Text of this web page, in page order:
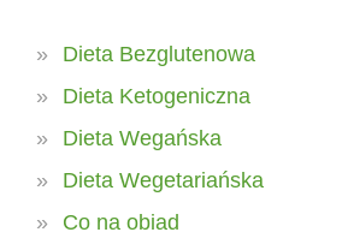
Dieta Bezglutenowa
Dieta Ketogeniczna
Dieta Wegańska
Dieta Wegetariańska
Co na obiad